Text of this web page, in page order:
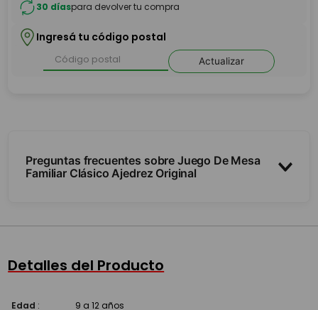
30 díaspara devolver tu compra
Ingresá tu código postal
Actualizar
Preguntas frecuentes sobre Juego De Mesa
Familiar Clásico Ajedrez Original
¿Desde qué edad?
Detalles del Producto
Edad : 9 a 12 años